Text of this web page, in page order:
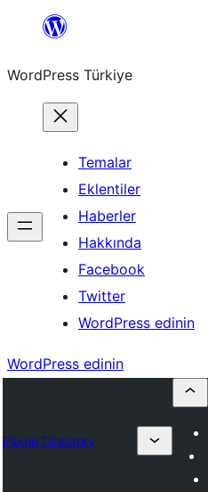
İçeriğe
WordPress Türkiye
Temalar
Eklentiler
Haberler
Hakkında
Facebook
Twitter
WordPress edinin
WordPress edinin
Plugin Directory